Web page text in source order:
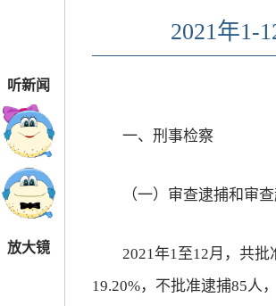
听新闻
放大镜
2021年1-
一、刑事检察
（一）审查逮捕和审查
2021年1至12月，共批
19.20%，不批准逮捕85人